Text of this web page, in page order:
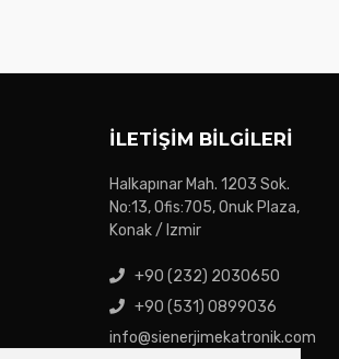
İLETIŞIM BILGILERI
Halkapınar Mah. 1203 Sok.
No:13, Ofis:705, Onuk Plaza,
Konak / Izmir
+90 (232) 2030650
+90 (531) 0899036
info@sienerjimekatronik.com